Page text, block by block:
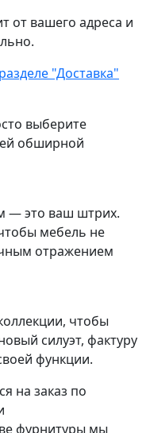
от вашего адреса и
"Доставка"
выберите
обширной
— это ваш штрих.
мебель не
отражением
чтобы
силуэт, фактуру
функции.
на заказ по
фурнитуры мы